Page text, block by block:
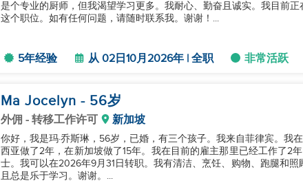
是个专业的厨师，但我渴望学习更多。我耐心、勤奋且诚实。我目前
这个职位。如有任何问题，请随时联系我。谢谢！...
5年经验 从 02日10月2026年 | 全职 非常活跃
Ma Jocelyn - 56岁
外佣 - 转移工作许可 新加坡
你好，我是玛·乔斯琳，56岁，已婚，有三个孩子。我来自菲律宾。我
西亚做了2年，在新加坡做了15年。我在目前的雇主那里已经工作了2
士。我可以在2026年9月31日转职。我有清洁、烹饪、购物、跑腿和
且总是乐于学习。谢谢。...